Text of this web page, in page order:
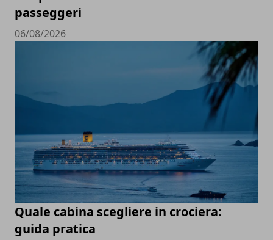
passeggeri
06/08/2026
Quale cabina scegliere in crociera:
guida pratica